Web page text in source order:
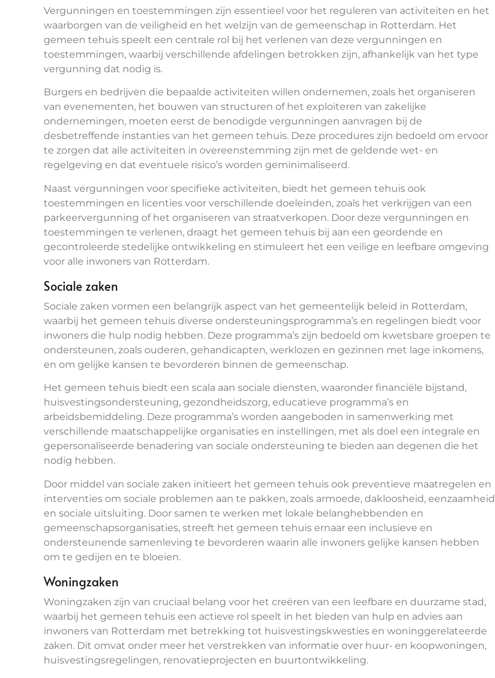
Vergunningen en toestemmingen zijn essentieel voor het reguleren van activiteiten en het
waarborgen van de veiligheid en het welzijn van de gemeenschap in Rotterdam. Het
gemeen tehuis speelt een centrale rol bij het verlenen van deze vergunningen en
toestemmingen, waarbij verschillende afdelingen betrokken zijn, afhankelijk van het type
vergunning dat nodig is.
Burgers en bedrijven die bepaalde activiteiten willen ondernemen, zoals het organiseren
van evenementen, het bouwen van structuren of het exploiteren van zakelijke
ondernemingen, moeten eerst de benodigde vergunningen aanvragen bij de
desbetreffende instanties van het gemeen tehuis. Deze procedures zijn bedoeld om ervoor
te zorgen dat alle activiteiten in overeenstemming zijn met de geldende wet- en
regelgeving en dat eventuele risico’s worden geminimaliseerd.
Naast vergunningen voor specifieke activiteiten, biedt het gemeen tehuis ook
toestemmingen en licenties voor verschillende doeleinden, zoals het verkrijgen van een
parkeervergunning of het organiseren van straatverkopen. Door deze vergunningen en
toestemmingen te verlenen, draagt het gemeen tehuis bij aan een geordende en
gecontroleerde stedelijke ontwikkeling en stimuleert het een veilige en leefbare omgeving
voor alle inwoners van Rotterdam.
Sociale zaken
Sociale zaken vormen een belangrijk aspect van het gemeentelijk beleid in Rotterdam,
waarbij het gemeen tehuis diverse ondersteuningsprogramma’s en regelingen biedt voor
inwoners die hulp nodig hebben. Deze programma’s zijn bedoeld om kwetsbare groepen te
ondersteunen, zoals ouderen, gehandicapten, werklozen en gezinnen met lage inkomens,
en om gelijke kansen te bevorderen binnen de gemeenschap.
Het gemeen tehuis biedt een scala aan sociale diensten, waaronder financiële bijstand,
huisvestingsondersteuning, gezondheidszorg, educatieve programma’s en
arbeidsbemiddeling. Deze programma’s worden aangeboden in samenwerking met
verschillende maatschappelijke organisaties en instellingen, met als doel een integrale en
gepersonaliseerde benadering van sociale ondersteuning te bieden aan degenen die het
nodig hebben.
Door middel van sociale zaken initieert het gemeen tehuis ook preventieve maatregelen en
interventies om sociale problemen aan te pakken, zoals armoede, dakloosheid, eenzaamheid
en sociale uitsluiting. Door samen te werken met lokale belanghebbenden en
gemeenschapsorganisaties, streeft het gemeen tehuis ernaar een inclusieve en
ondersteunende samenleving te bevorderen waarin alle inwoners gelijke kansen hebben
om te gedijen en te bloeien.
Woningzaken
Woningzaken zijn van cruciaal belang voor het creëren van een leefbare en duurzame stad,
waarbij het gemeen tehuis een actieve rol speelt in het bieden van hulp en advies aan
inwoners van Rotterdam met betrekking tot huisvestingskwesties en woninggerelateerde
zaken. Dit omvat onder meer het verstrekken van informatie over huur- en koopwoningen,
huisvestingsregelingen, renovatieprojecten en buurtontwikkeling.